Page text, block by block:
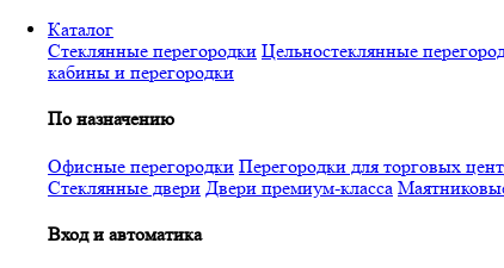
Перейти
основному
Каталог
Стеклянные перегородки Цельностеклянные
кабины и перегородки
По назначению
Офисные перегородки Перегородки для торговых
Стеклянные двери Двери премиум-класса
Вход и автоматика